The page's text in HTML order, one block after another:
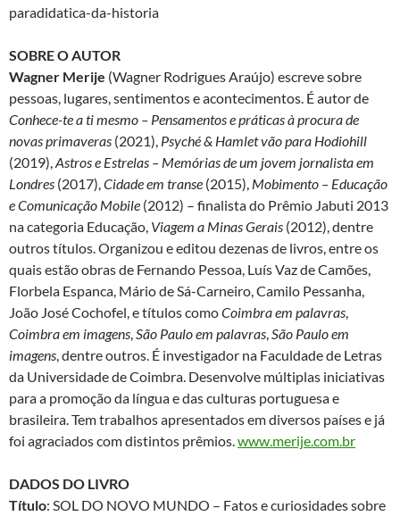
paradidatica-da-historia
SOBRE O AUTOR
Wagner Merije (Wagner Rodrigues Araújo) escreve sobre
pessoas, lugares, sentimentos e acontecimentos. É autor de
Conhece-te a ti mesmo – Pensamentos e práticas à procura de
novas primaveras (2021), Psyché & Hamlet vão para Hodiohill
(2019), Astros e Estrelas – Memórias de um jovem jornalista em
Londres (2017), Cidade em transe (2015), Mobimento – Educação
e Comunicação Mobile (2012) – finalista do Prêmio Jabuti 2013
na categoria Educação, Viagem a Minas Gerais (2012), dentre
outros títulos. Organizou e editou dezenas de livros, entre os
quais estão obras de Fernando Pessoa, Luís Vaz de Camões,
Florbela Espanca, Mário de Sá-Carneiro, Camilo Pessanha,
João José Cochofel, e títulos comoCoimbra em palavras
Coimbra em imagens São Paulo em palavras São Paulo em
imagens , dentre outros. É investigador na Faculdade de Letras
da Universidade de Coimbra. Desenvolve múltiplas iniciativas
para a promoção da língua e das culturas portuguesa e
brasileira. Tem trabalhos apresentados em diversos países e já
foi agraciados com distintos prêmios. www.merije.com.br
DADOS DO LIVRO
Título: SOL DO NOVO MUNDO – Fatos e curiosidades sobre